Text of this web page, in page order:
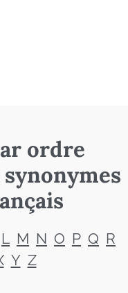
ordre
L M N O P Q R
Y Z